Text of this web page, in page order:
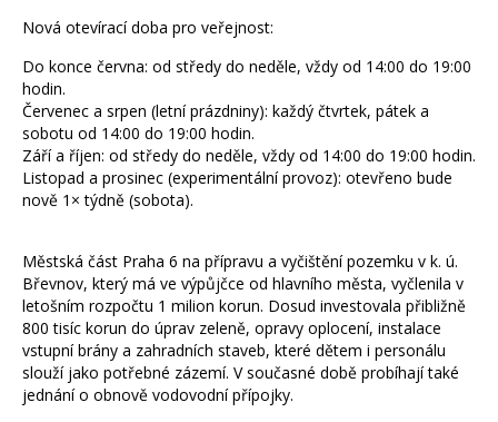
Nová otevírací doba pro veřejnost:
Do konce června: od středy do neděle, vždy od 14:00 do 19:00
hodin.
Červenec a srpen (letní prázdniny): každý čtvrtek, pátek a
sobotu od 14:00 do 19:00 hodin.
Září a říjen: od středy do neděle, vždy od 14:00 do 19:00 hodin.
Listopad a prosinec (experimentální provoz): otevřeno bude
nově 1× týdně (sobota).
Městská část Praha 6 na přípravu a vyčištění pozemku v k. ú.
Břevnov, který má ve výpůjčce od hlavního města, vyčlenila v
letošním rozpočtu 1 milion korun. Dosud investovala přibližně
800 tisíc korun do úprav zeleně, opravy oplocení, instalace
vstupní brány a zahradních staveb, které dětem i personálu
slouží jako potřebné zázemí. V současné době probíhají také
jednání o obnově vodovodní přípojky.